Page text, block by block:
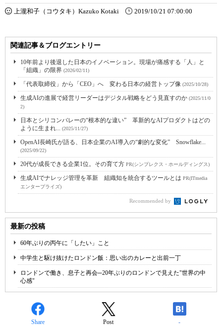
上瀧和子（コウタキ）Kazuko Kotaki 2019/10/21 07:00:00
関連記事＆ブログエントリー
10年前より後退した日本のイノベーション。現場が痛感する「人」と
「組織」の限界 (2026/02/11)
「代表取締役」から「CEO」へ 変わる日本の経営トップ像 (2025/10/28)
生成AIの進展で経営リーダーはデジタル戦略をどう見直すのか (2025/11/0
2)
日本とシリコンバレーの“根本的な違い” 革新的なAIプロダクトはどの
ように生まれ... (2025/11/27)
OpenAI長崎氏が語る、日本企業のAI導入の“劇的な変化” Snowflake...
(2025/09/22)
20代が成長できる企業1位。その育て方 PR(シンプレクス・ホールディングス)
生成AIでナレッジ管理を革新 組織知を統合するツールとは PR(ITmedia
エンタープライズ)
Recommended by
最新の投稿
60年ぶりの丙午に「したい」こと
中学生と駆け抜けたロンドン飯：思い出のカレーと出前一丁
ロンドンで働き、息子と再会─20年ぶりのロンドンで見えた"世界の中
心感"
Share Post -